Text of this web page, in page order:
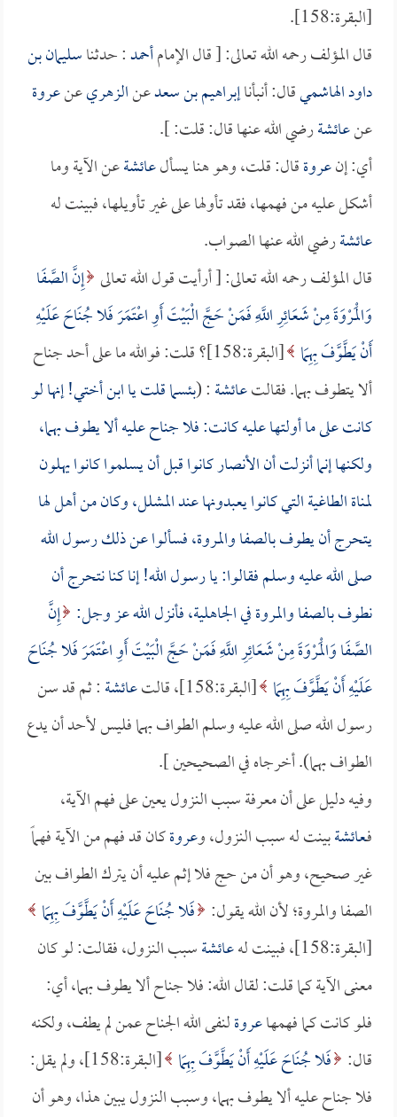
[البقرة:158].
قال المؤلف رحمه الله تعالى: [ قال الإمامأحمد: حدثناسليمان بن
داود الهاشميقال: أنبأناإبراهيم بن سعدعنالزهريعنعروة
عنعائشةرضي الله عنها قال: قلت: ].
أي: إنعروةقال: قلت، وهو هنا يسألعائشةعن الآية وما
أشكل عليه من فهمها، فقد تأولها على غير تأويلها، فبينت له
عائشةرضي الله عنها الصواب.
قال المؤلف رحمه الله تعالى: [ أرأيت قول الله تعالى إِنَّ الصَّفَا
وَالْمَرْوَةَ مِنْ شَعَائِرِ اللَّهِ فَمَنْ حَجَّ الْبَيْتَ أَوِ اعْتَمَرَ فَلا جُنَاحَ عَلَيْهِ
أَنْ يَطَّوَّفَ بِهِمَا
[البقرة:158]؟ قلت: فوالله ما على أحد جناح
ألا يتطوف بهما. فقالتعائشة: (بئسما قلت يا ابن أختي! إنها لو
كانت على ما أولتها عليه كانت: فلا جناح عليه ألا يطوف بهما،
ولكنها إنما أنزلت أن الأنصار كانوا قبل أن يسلموا كانوا يهلون
لمناة الطاغية التي كانوا يعبدونها عند المشلل، وكان من أهل لها
يتحرج أن يطوف بالصفا والمروة، فسألوا عن ذلك رسول الله
صلى الله عليه وسلم فقالوا: يا رسول الله! إنا كنا نتحرج أن
نطوف بالصفا والمروة في الجاهلية، فأنزل الله عز وجل: إِنَّ
الصَّفَا وَالْمَرْوَةَ مِنْ شَعَائِرِ اللَّهِ فَمَنْ حَجَّ الْبَيْتَ أَوِ اعْتَمَرَ فَلا جُنَاحَ
عَلَيْهِ أَنْ يَطَّوَّفَ بِهِمَا [البقرة:158]، قالت عائشة: ثم قد سن
رسول الله صلى الله عليه وسلم الطواف بهما فليس لأحد أن يدع
الطواف بهما). أخرجاه في الصحيحين ].
وفيه دليل على أن معرفة سبب النزول يعين على فهم الآية،
فـعائشةبينت له سبب النزول، وعروةكان قد فهم من الآية فهماً
غير صحيح، وهو أن من حج فلا إثم عليه أن يترك الطواف بين
الصفا والمروة؛ لأن الله يقول: فَلا جُنَاحَ عَلَيْهِ أَنْ يَطَّوَّفَ بِهِمَا
[البقرة:158]، فبينت له
عائشةسبب النزول، فقالت: لو كان
معنى الآية كما قلت: لقال الله: فلا جناح ألا يطوف بهما، أي:
فلو كانت كما فهمهاعروةلنفى الله الجناح عمن لم يطف، ولكنه
قال: فَلا جُنَاحَ عَلَيْهِ أَنْ يَطَّوَّفَ بِهِمَا
[البقرة:158]، ولم يقل:
فلا جناح عليه ألا يطوف بهما، وسبب النزول يبين هذا، وهو أن